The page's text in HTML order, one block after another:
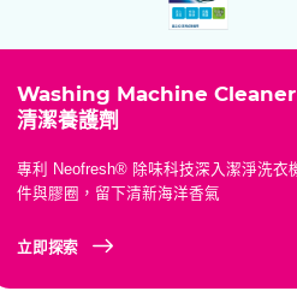
Washing Machine Cleaner
清潔養護劑
專利 Neofresh® 除味科技深入潔淨洗衣
件與膠圈，留下清新海洋香氣
立即探索